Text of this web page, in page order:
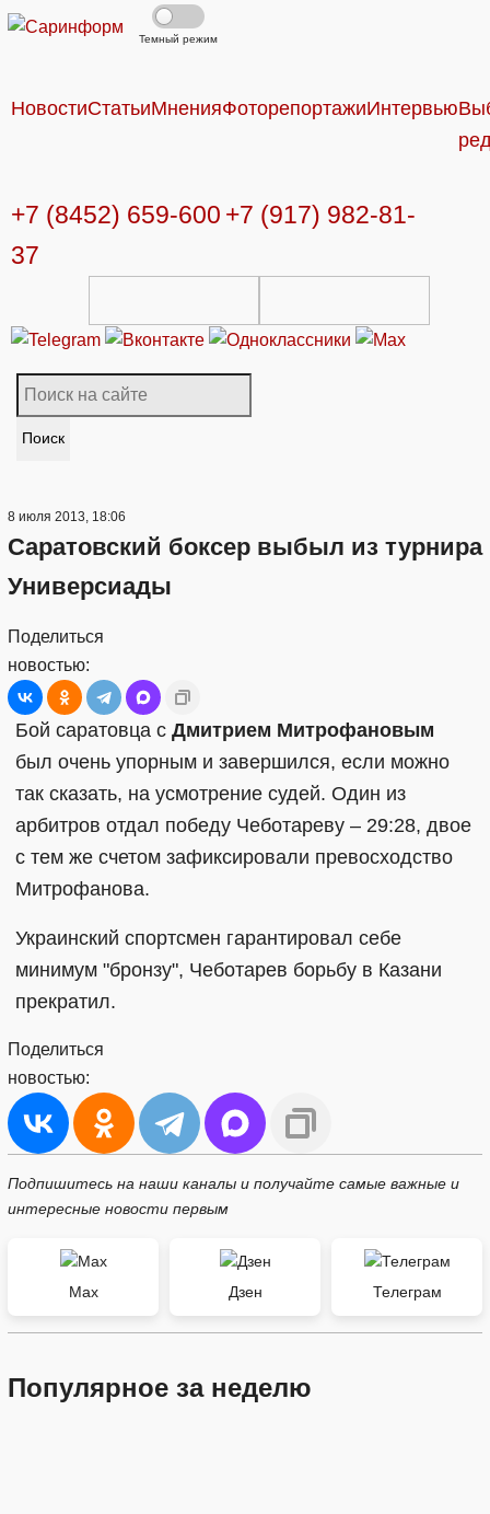
Темный режим
НовостиСтатьиМненияФоторепортажиИнтервью
+7 (8452) 659-600 +7 (917) 982-81-
37
Поиск
8 июля 2013, 18:06
Саратовский боксер выбыл из турнира
Универсиады
Поделиться
новостью:
Бой саратовца с Дмитрием Митрофановым
был очень упорным и завершился, если можно
так сказать, на усмотрение судей. Один из
арбитров отдал победу Чеботареву – 29:28, двое
с тем же счетом зафиксировали превосходство
Митрофанова.
Украинский спортсмен гарантировал себе
минимум "бронзу", Чеботарев борьбу в Казани
прекратил.
Поделиться
новостью:
Подпишитесь на наши каналы и получайте самые важные и
интересные новости первым
Max Дзен Телеграм
Популярное за неделю